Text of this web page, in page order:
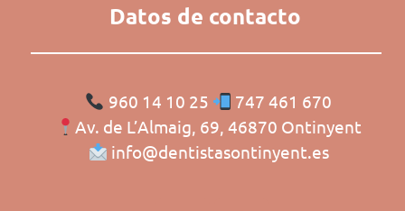
Datos de contacto
960 14 10 25
747 461 670
Av. de L’Almaig, 69, 46870 Ontinyent
info@dentistasontinyent.es